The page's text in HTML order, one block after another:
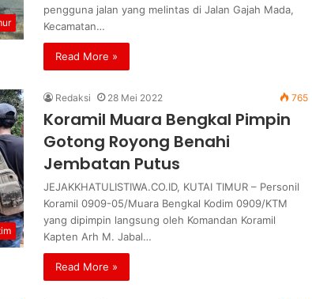
pengguna jalan yang melintas di Jalan Gajah Mada,
Kecamatan…
Read More »
Redaksi 28 Mei 2022 765
Koramil Muara Bengkal Pimpin
Gotong Royong Benahi
Jembatan Putus
JEJAKKHATULISTIWA.CO.ID, KUTAI TIMUR – Personil
Koramil 0909-05/Muara Bengkal Kodim 0909/KTM
yang dipimpin langsung oleh Komandan Koramil
Kapten Arh M. Jabal…
Read More »